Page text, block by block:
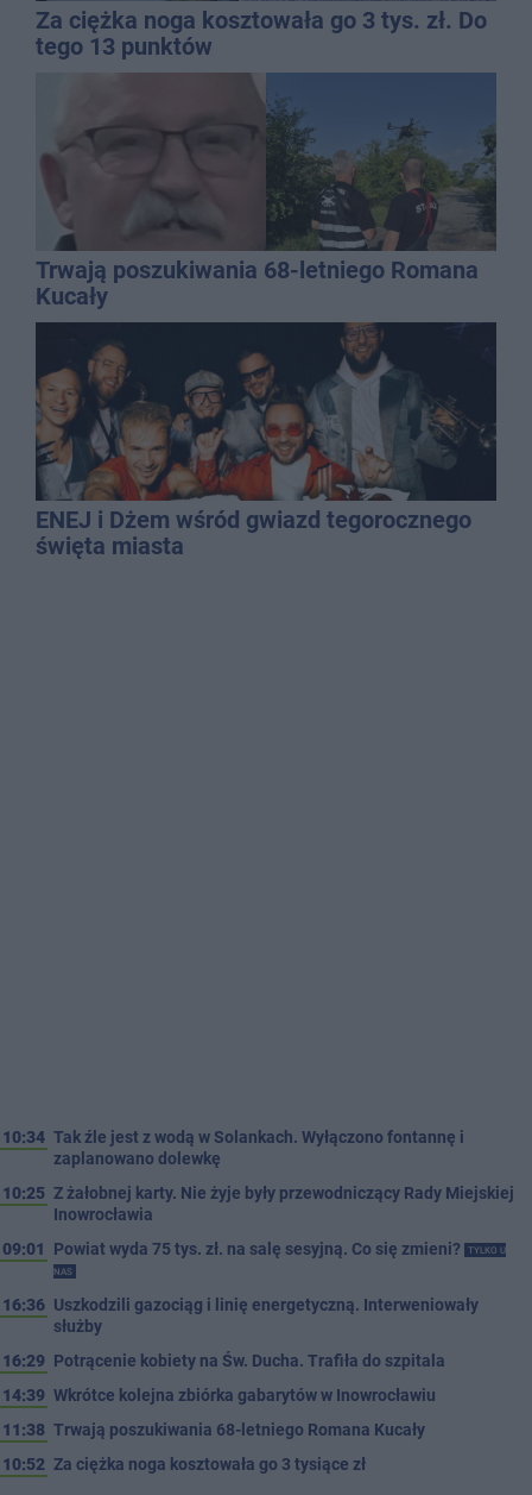
Za ciężka noga kosztowała go 3 tys. zł. Do
tego 13 punktów
Trwają poszukiwania 68-letniego Romana
Kucały
ENEJ i Dżem wśród gwiazd tegorocznego
święta miasta
10:34 Tak źle jest z wodą w Solankach. Wyłączono fontannę i
zaplanowano dolewkę
10:25 Z żałobnej karty. Nie żyje były przewodniczący Rady Miejskiej
Inowrocławia
09:01
Powiat wyda 75 tys. zł. na salę sesyjną. Co się zmieni?
TYLKO U
NAS
16:36 Uszkodzili gazociąg i linię energetyczną. Interweniowały
służby
16:29 Potrącenie kobiety na Św. Ducha. Trafiła do szpitala
14:39 Wkrótce kolejna zbiórka gabarytów w Inowrocławiu
11:38 Trwają poszukiwania 68-letniego Romana Kucały
10:52 Za ciężka noga kosztowała go 3 tysiące zł